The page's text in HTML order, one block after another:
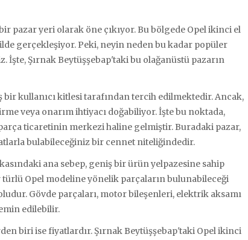
bir pazar yeri olarak öne çıkıyor. Bu bölgede Opel ikinci el
gerçekleşiyor. Peki, neyin neden bu kadar popüler
Şırnak Beytüşşebap'taki bu olağanüstü pazarın
kullanıcı kitlesi tarafından tercih edilmektedir. Ancak,
veya onarım ihtiyacı doğabiliyor. İşte bu noktada,
ticaretinin merkezi haline gelmiştir. Buradaki pazar,
bulabileceğiniz bir cennet niteliğindedir.
ana sebep, geniş bir ürün yelpazesine sahip
türlü Opel modeline yönelik parçaların bulunabileceği
Gövde parçaları, motor bileşenleri, elektrik aksamı
edilebilir.
biri ise fiyatlardır. Şırnak Beytüşşebap'taki Opel ikinci